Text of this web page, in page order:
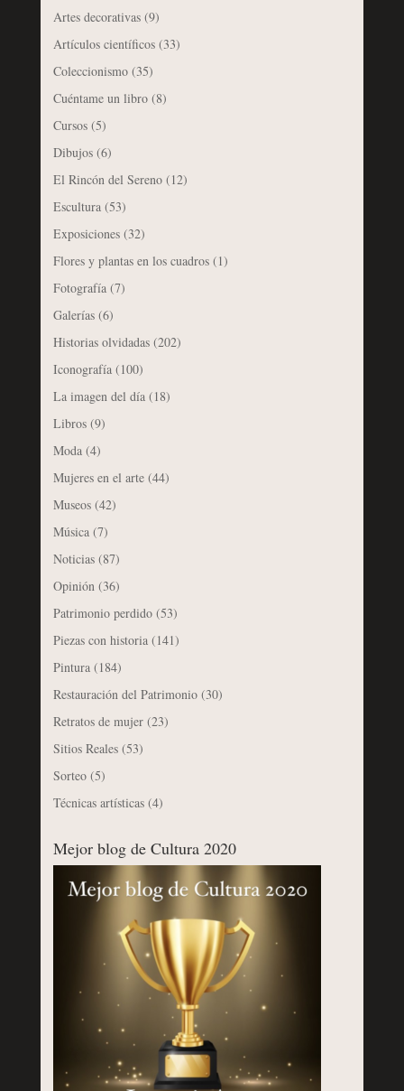
Artes decorativas(9)
Artículos científicos(33)
Coleccionismo(35)
Cuéntame un libro(8)
Cursos(5)
Dibujos(6)
El Rincón del Sereno(12)
Escultura(53)
Exposiciones(32)
Flores y plantas en los cuadros(1)
Fotografía(7)
Galerías(6)
Historias olvidadas(202)
Iconografía(100)
La imagen del día(18)
Libros(9)
Moda(4)
Mujeres en el arte(44)
Museos(42)
Música(7)
Noticias(87)
Opinión(36)
Patrimonio perdido(53)
Piezas con historia(141)
Pintura(184)
Restauración del Patrimonio(30)
Retratos de mujer(23)
Sitios Reales(53)
Sorteo(5)
Técnicas artísticas(4)
Mejor blog de Cultura 2020